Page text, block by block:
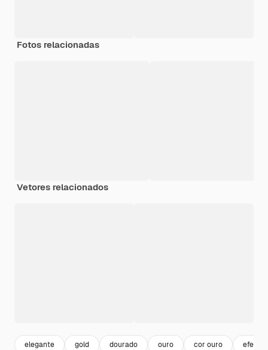
Fotos relacionadas
Vetores relacionados
elegante gold dourado ouro cor ouro efeito